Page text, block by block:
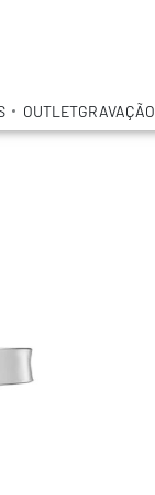
OUTLETGRAVAÇÃO